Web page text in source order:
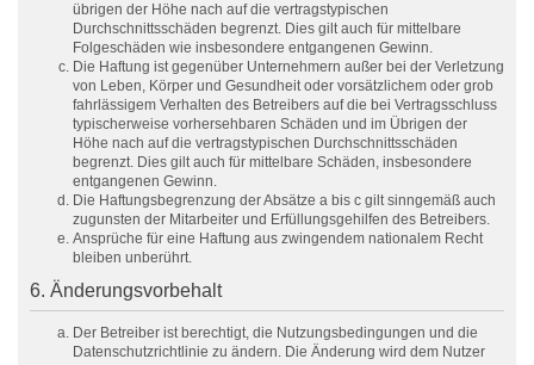
übrigen der Höhe nach auf die vertragstypischen
Durchschnittsschäden begrenzt. Dies gilt auch für mittelbare
Folgeschäden wie insbesondere entgangenen Gewinn.
Die Haftung ist gegenüber Unternehmern außer bei der Verletzung
von Leben, Körper und Gesundheit oder vorsätzlichem oder grob
fahrlässigem Verhalten des Betreibers auf die bei Vertragsschluss
typischerweise vorhersehbaren Schäden und im Übrigen der
Höhe nach auf die vertragstypischen Durchschnittsschäden
begrenzt. Dies gilt auch für mittelbare Schäden, insbesondere
entgangenen Gewinn.
Die Haftungsbegrenzung der Absätze a bis c gilt sinngemäß auch
zugunsten der Mitarbeiter und Erfüllungsgehilfen des Betreibers.
Ansprüche für eine Haftung aus zwingendem nationalem Recht
bleiben unberührt.
6. Änderungsvorbehalt
Der Betreiber ist berechtigt, die Nutzungsbedingungen und die
Datenschutzrichtlinie zu ändern. Die Änderung wird dem Nutzer